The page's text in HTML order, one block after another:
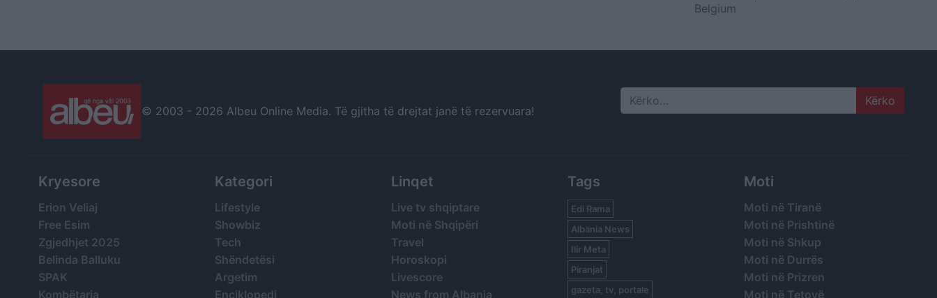
Belgium
© 2003 - 2026 Albeu Online Media. Të gjitha të drejtat janë të rezervuara! Search
Kryesore
Erion Veliaj
Free Esim
Zgjedhjet 2025
Belinda Balluku
SPAK
Kombëtarja
Kategori
Lifestyle
Showbiz
Tech
Shëndetësi
Argetim
Enciklopedi
Linqet
Live tv shqiptare
Moti në Shqipëri
Travel
Horoskopi
Livescore
News from Albania
Tags
Edi Rama
Albania News
Ilir Meta
Piranjat
gazeta, tv, portale
Moti
Moti në Tiranë
Moti në Prishtinë
Moti në Shkup
Moti në Durrës
Moti në Prizren
Moti në Tetovë